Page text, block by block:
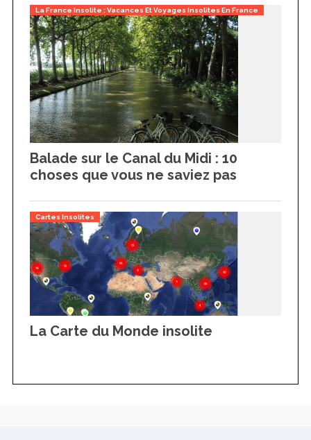
La France Insolite : Vacances Et Voyages Insolites En France
Balade sur le Canal du Midi : 10
choses que vous ne saviez pas
Cartes Insolites
La Carte du Monde insolite